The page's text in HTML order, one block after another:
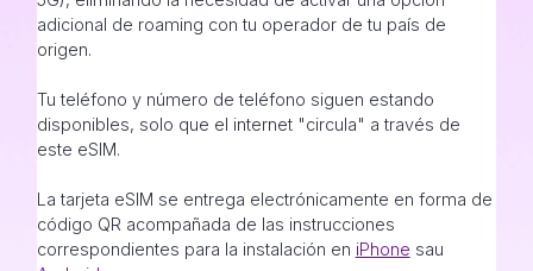
adicional de roaming con tu operador de tu país de
origen.
Tu teléfono y número de teléfono siguen estando
disponibles, solo que el internet "circula" a través de
este eSIM.
La tarjeta eSIM se entrega electrónicamente en forma de
código QR acompañada de las instrucciones
correspondientes para la instalación en iPhone sau